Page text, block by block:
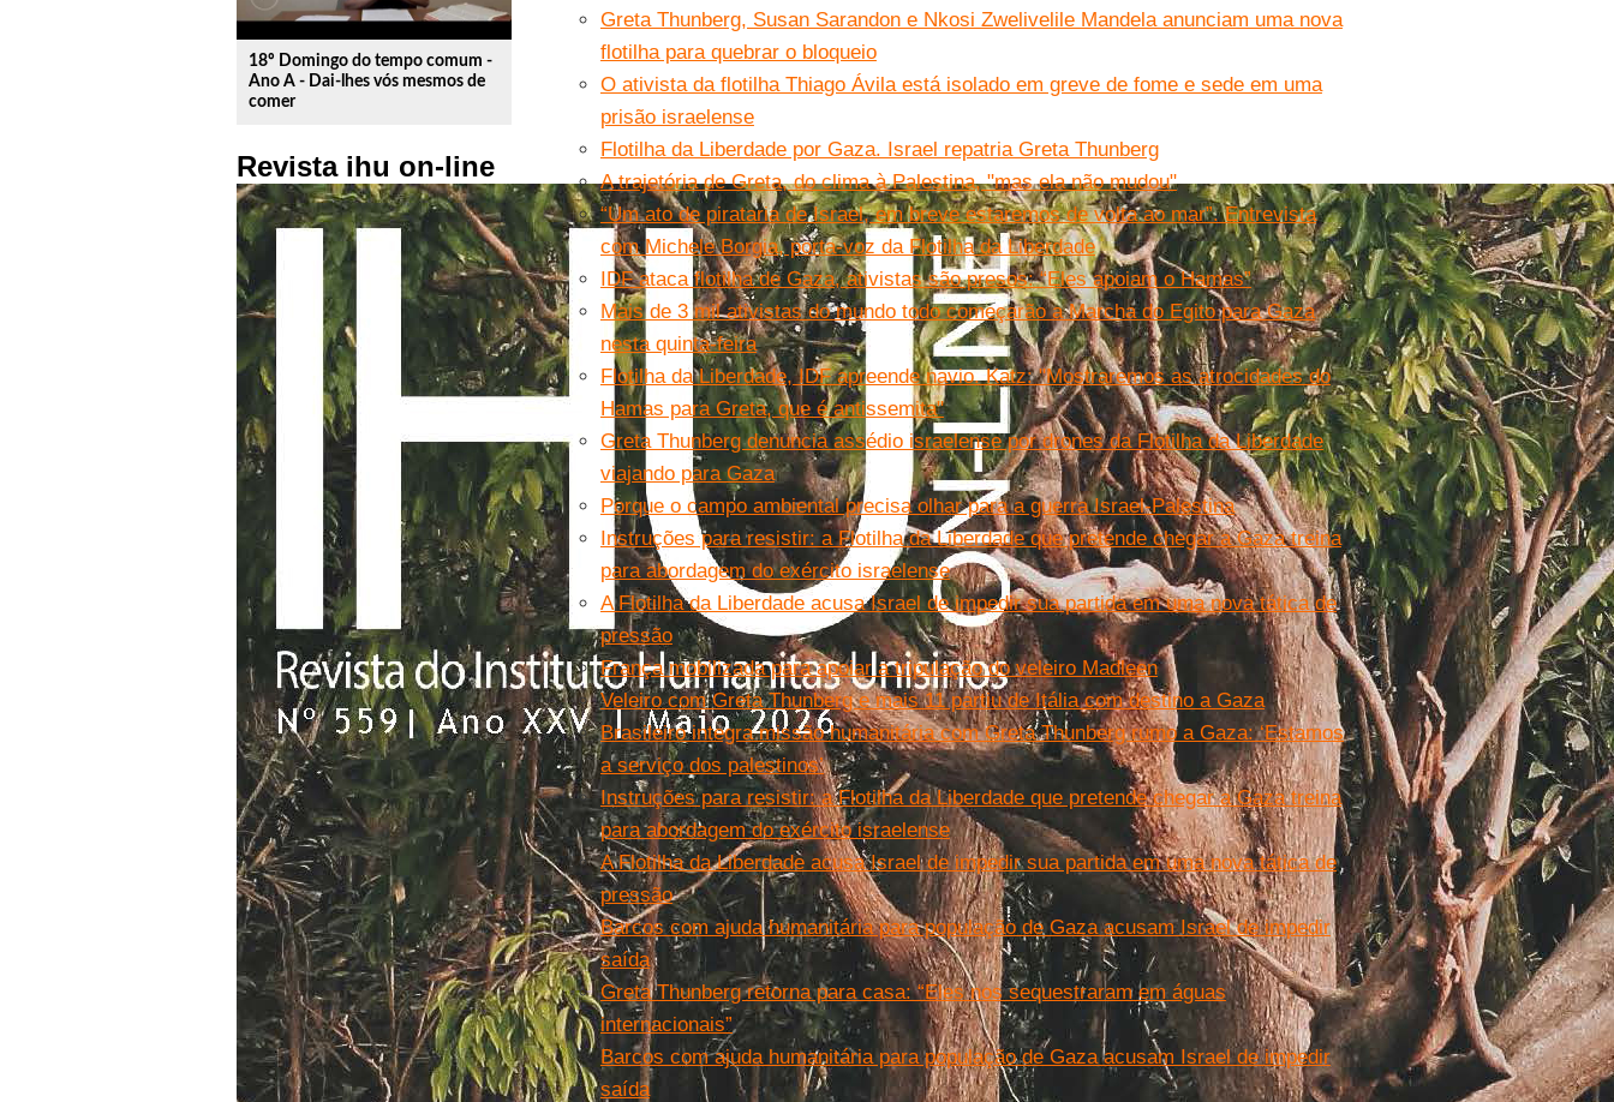
18º Domingo do tempo comum -
Ano A - Dai-lhes vós mesmos de
comer
Revista ihu on-line
Greta Thunberg, Susan Sarandon e Nkosi Zwelivelile Mandela anunciam uma nova
flotilha para quebrar o bloqueio
O ativista da flotilha Thiago Ávila está isolado em greve de fome e sede em uma
prisão israelense
Flotilha da Liberdade por Gaza. Israel repatria Greta Thunberg
A trajetória de Greta, do clima à Palestina, "mas ela não mudou"
“Um ato de pirataria de Israel, em breve estaremos de volta ao mar”. Entrevista
com Michele Borgia, porta-voz da Flotilha da Liberdade
IDF ataca flotilha de Gaza, ativistas são presos: “Eles apoiam o Hamas”
Mais de 3 mil ativistas do mundo todo começarão a Marcha do Egito para Gaza
nesta quinta-feira
Flotilha da Liberdade, IDF apreende navio. Katz: "Mostraremos as atrocidades do
Hamas para Greta, que é antissemita"
Greta Thunberg denuncia assédio israelense por drones da Flotilha da Liberdade
viajando para Gaza
Porque o campo ambiental precisa olhar para a guerra Israel-Palestina
Instruções para resistir: a Flotilha da Liberdade que pretende chegar a Gaza treina
para abordagem do exército israelense
A Flotilha da Liberdade acusa Israel de impedir sua partida em uma nova tática de
pressão
França mobilizada para apoiar a tripulação do veleiro Madleen
Veleiro com Greta Thunberg e mais 11 partiu de Itália com destino a Gaza
Brasileiro integra missão humanitária com Greta Thunberg rumo a Gaza: ‘Estamos
a serviço dos palestinos’
Instruções para resistir: a Flotilha da Liberdade que pretende chegar a Gaza treina
para abordagem do exército israelense
A Flotilha da Liberdade acusa Israel de impedir sua partida em uma nova tática de
pressão
Barcos com ajuda humanitária para população de Gaza acusam Israel de impedir
saída
Greta Thunberg retorna para casa: “Eles nos sequestraram em águas
internacionais”
Barcos com ajuda humanitária para população de Gaza acusam Israel de impedir
saída